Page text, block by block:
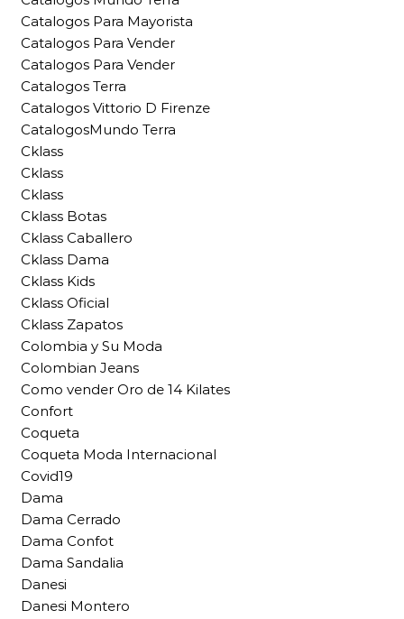
Catalogos Para Mayorista
Catalogos Para Vender
Catalogos Para Vender
Catalogos Terra
Catalogos Vittorio D Firenze
CatalogosMundo Terra
Cklass
Cklass
Cklass
Cklass Botas
Cklass Caballero
Cklass Dama
Cklass Kids
Cklass Oficial
Cklass Zapatos
Colombia y Su Moda
Colombian Jeans
Como vender Oro de 14 Kilates
Confort
Coqueta
Coqueta Moda Internacional
Covid19
Dama
Dama Cerrado
Dama Confot
Dama Sandalia
Danesi
Danesi Montero